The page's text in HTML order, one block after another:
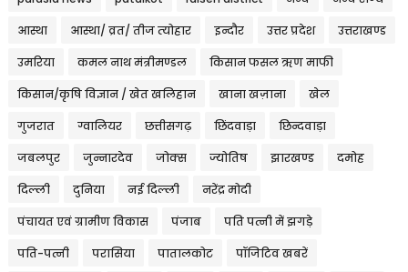
आस्था आस्था/ व्रत/ तीज त्‍योहार इन्दौर उत्तर प्रदेश उत्तराखण्ड
उमरिया कमल नाथ मंत्रीमण्डल किसान फसल ऋण माफी
किसान/कृषि विज्ञान / खेत खलिहान खाना खज़ाना खेल
गुजरात ग्वालियर छत्तीसगढ़ छिंदवाड़ा छिन्दवाड़ा
जबलपुर जुन्नारदेव जोक्स ज्योतिष झारखण्ड दमोह
दिल्ली दुनिया नई दिल्ली नरेंद्र मोदी
पंचायत एवं ग्रामीण विकास पंजाब पति पत्नी में झगड़े
पति-पत्नी परासिया पातालकोट पॉजिटिव खबरें